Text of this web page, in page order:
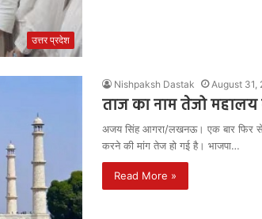
उत्तर प्रदेश
Nishpaksh Dastak August 31,
ताज का नाम तेजो
अजय सिंह आगरा/लखनऊ। एक बार फिर से
करने की मांग तेज हो गई है। भाजपा…
Read More »